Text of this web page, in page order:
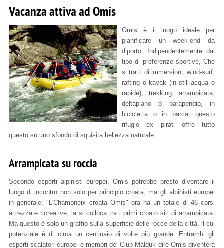
Vacanza attiva ad Omis
Omis è il luogo ideale per
pianificare un week-end da
diporto. Indipendentemente dal
tipo di preferenze sportive, Che
si tratti di immersioni, wind-surf,
rafting o kayak (in still-acqua o
rapide), trekking, arrampicata,
deltaplano o parapendio, in
bicicletta o in barca, questo
rifugio ex pirati offre tutto
questo su uno sfondo di squisita bellezza naturale.
Arrampicata su roccia
Secondo esperti alpinisti europei, Omis potrebbe presto diventare il
luogo di incontro non solo per principio croata, ma gli alpinisti europei
in generale: "L'Chamoneix croata Omis" ora ha un totale di 46 corsi
attrezzate ricreative, la si colloca tra i primi croato siti di arrampicata.
Ma questo è solo un graffio sulla superficie delle rocce della città, il cui
potenziale è di circa un centinaio di volte più grande. Entrambi gli
esperti scalatori europei e membri del Club Malduk dire Omis diventerà